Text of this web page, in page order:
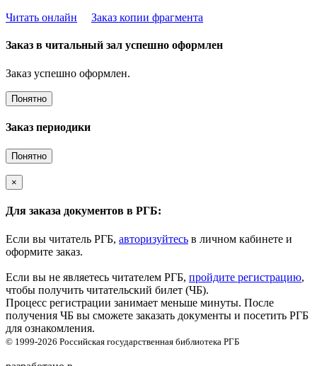
Читать онлайн
Заказ копии фрагмента
Заказ в читальный зал успешно оформлен
Заказ успешно оформлен.
Понятно
Заказ периодики
Понятно
×
Для заказа документов в РГБ:
Если вы читатель РГБ, авторизуйтесь в личном кабинете и
оформите заказ.
Если вы не являетесь читателем РГБ, пройдите регистрацию,
чтобы получить читательский билет (ЧБ).
Процесс регистрации занимает меньше минуты. После
получения ЧБ вы сможете заказать документы и посетить РГБ
для ознакомления.
© 1999-2026 Российская государственная библиотека РГБ